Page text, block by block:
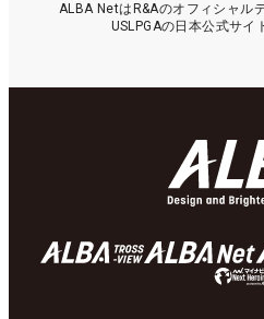
ALBA NetはR&Aのオフィシャル
USLPGAの日本公式サイ